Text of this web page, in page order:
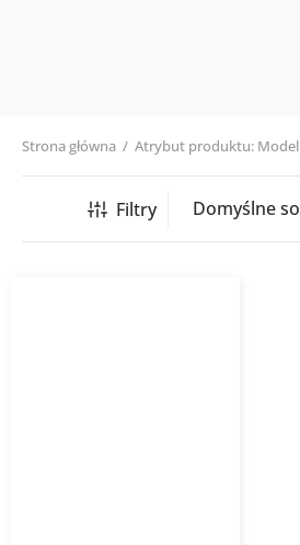
Strona główna / Atrybut produktu: Model
Filtry